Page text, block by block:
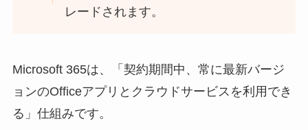
レードされます。
Microsoft 365は、「契約期間中、常に最新バージ
ョンのOfficeアプリとクラウドサービスを利用でき
る」仕組みです。